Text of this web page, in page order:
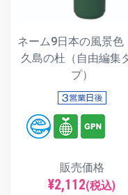
ネーム9日本の風景
久島の杜（自由編集
プ）
販売価格
¥2,112(税込)